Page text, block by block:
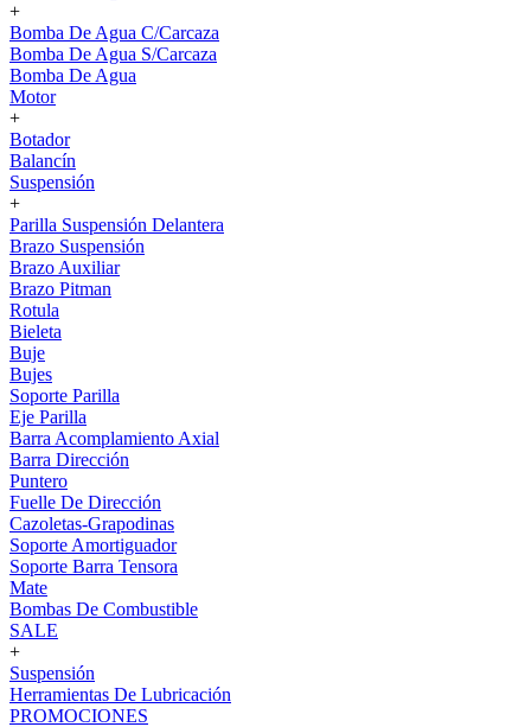
+
Bomba De Agua C/Carcaza
Bomba De Agua S/Carcaza
Bomba De Agua
Motor
+
Botador
Balancín
Suspensión
+
Parilla Suspensión Delantera
Brazo Suspensión
Brazo Auxiliar
Brazo Pitman
Rotula
Bieleta
Buje
Bujes
Soporte Parilla
Eje Parilla
Barra Acomplamiento Axial
Barra Dirección
Puntero
Fuelle De Dirección
Cazoletas-Grapodinas
Soporte Amortiguador
Soporte Barra Tensora
Mate
Bombas De Combustible
SALE
+
Suspensión
Herramientas De Lubricación
PROMOCIONES